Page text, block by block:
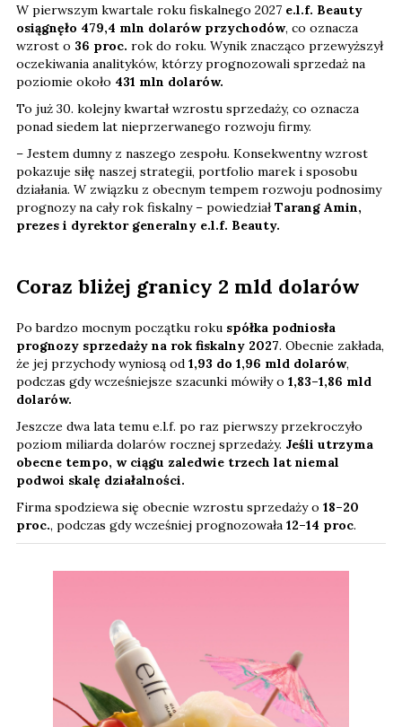
W pierwszym kwartale roku fiskalnego 2027 e.l.f. Beauty
osiągnęło 479,4 mln dolarów przychodów, co oznacza
wzrost o 36 proc. rok do roku. Wynik znacząco przewyższył
oczekiwania analityków, którzy prognozowali sprzedaż na
poziomie około 431 mln dolarów.
To już 30. kolejny kwartał wzrostu sprzedaży, co oznacza
ponad siedem lat nieprzerwanego rozwoju firmy.
– Jestem dumny z naszego zespołu. Konsekwentny wzrost
pokazuje siłę naszej strategii, portfolio marek i sposobu
działania. W związku z obecnym tempem rozwoju podnosimy
prognozy na cały rok fiskalny – powiedziałTarang Amin,
prezes i dyrektor generalny e.l.f. Beauty.
Coraz bliżej granicy 2 mld dolarów
Po bardzo mocnym początku roku spółka podniosła
prognozy sprzedaży na rok fiskalny 2027. Obecnie zakłada,
że jej przychody wyniosą od 1,93 do 1,96 mld dolarów,
podczas gdy wcześniejsze szacunki mówiły o 1,83–1,86 mld
dolarów.
Jeszcze dwa lata temu e.l.f. po raz pierwszy przekroczyło
poziom miliarda dolarów rocznej sprzedaży. Jeśli utrzyma
obecne tempo, w ciągu zaledwie trzech lat niemal
podwoi skalę działalności.
Firma spodziewa się obecnie wzrostu sprzedaży o 18–20
proc., podczas gdy wcześniej prognozowała 12–14 proc.